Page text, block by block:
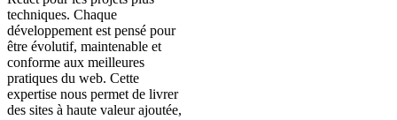
techniques. Chaque
développement est pensé pour
être évolutif, maintenable et
conforme aux meilleures
pratiques du web. Cette
expertise nous permet de livrer
des sites à haute valeur ajoutée,